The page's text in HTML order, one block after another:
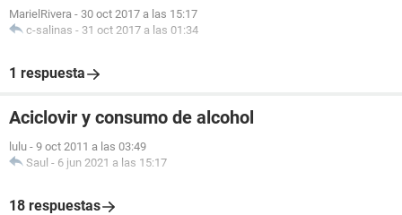
MarielRivera - 30 oct 2017 a las 15:17
c-salinas - 31 oct 2017 a las 01:34
1 respuesta
Aciclovir y consumo de alcohol
lulu - 9 oct 2011 a las 03:49
Saul - 6 jun 2021 a las 15:17
18 respuestas